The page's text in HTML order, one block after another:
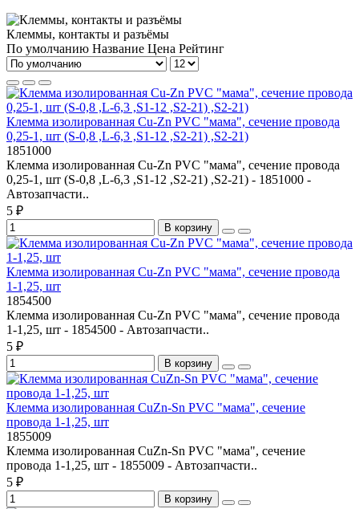
Клеммы, контакты и разъёмы
По умолчанию Название Цена Рейтинг
Клемма изолированная Cu-Zn PVC "мама", сечение провода
0,25-1, шт (S-0,8 ,L-6,3 ,S1-12 ,S2-21) ,S2-21)
1851000
Клемма изолированная Cu-Zn PVC "мама", сечение провода
0,25-1, шт (S-0,8 ,L-6,3 ,S1-12 ,S2-21) ,S2-21) - 1851000 -
Автозапчасти..
5 ₽
В корзину
Клемма изолированная Cu-Zn PVC "мама", сечение провода
1-1,25, шт
1854500
Клемма изолированная Cu-Zn PVC "мама", сечение провода
1-1,25, шт - 1854500 - Автозапчасти..
5 ₽
В корзину
Клемма изолированная CuZn-Sn PVC "мама", сечение
провода 1-1,25, шт
1855009
Клемма изолированная CuZn-Sn PVC "мама", сечение
провода 1-1,25, шт - 1855009 - Автозапчасти..
5 ₽
В корзину